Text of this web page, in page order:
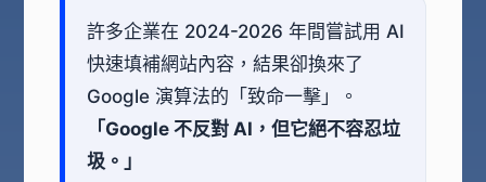
許多企業在 2024-2026 年間嘗試用 AI
快速填補網站內容，結果卻換來了
Google 演算法的「致命一擊」。
「Google 不反對 AI，但它絕不容忍垃
圾。」